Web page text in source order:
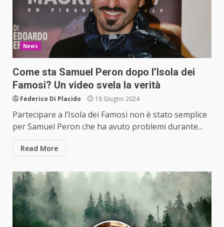
News
Come sta Samuel Peron dopo l’Isola dei
Famosi? Un video svela la verità
Federico Di Placido 18 Giugno 2024
Partecipare a l’Isola dei Famosi non è stato semplice
per Samuel Peron che ha avuto problemi durante...
Read More